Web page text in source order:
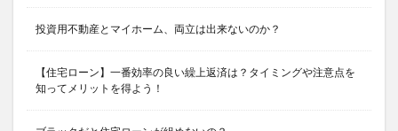
投資用不動産とマイホーム、両立は出来ないのか？
【住宅ローン】一番効率の良い繰上返済は？タイミングや注意点を
知ってメリットを得よう！